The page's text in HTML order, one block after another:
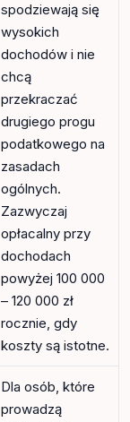
spodziewają się
wysokich
dochodów i nie
chcą
przekraczać
drugiego progu
podatkowego na
zasadach
ogólnych.
Zazwyczaj
opłacalny przy
dochodach
powyżej 100 000
– 120 000 zł
rocznie, gdy
koszty są istotne.
Dla osób, które
prowadzą